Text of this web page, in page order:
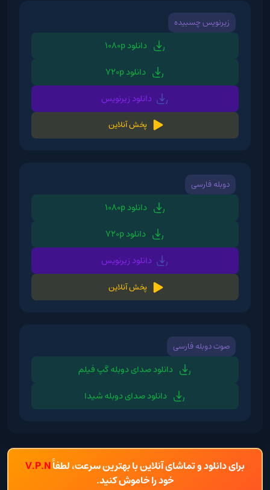
زیرنویس چسبیده
دانلود 1080p
دانلود 720p
دانلود زیرنویس
پخش آنلاین
دوبله فارسی
دانلود 1080p
دانلود 720p
دانلود زیرنویس
پخش آنلاین
صوت دوبله فارسی
دانلود صدای دوبله گپ فیلم
دانلود صدای دوبله شیدا
برای دانلود و تماشای آنلاین با بهترین سرعت، لطفاًV.P.N
خود را خاموش کنید.